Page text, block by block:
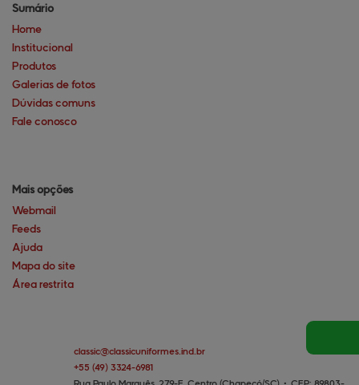
Sumário
Home
Institucional
Produtos
Galerias de fotos
Dúvidas comuns
Fale conosco
Mais opções
Webmail
Feeds
Ajuda
Mapa do site
Área restrita
classic@classicuniformes.ind.br
+55 (49) 3324-6981